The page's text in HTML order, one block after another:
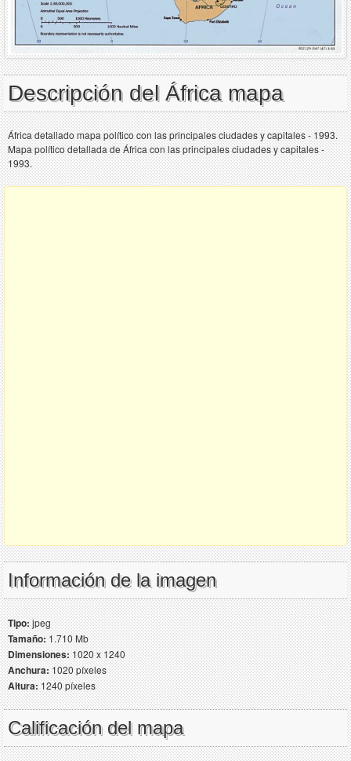
Descripción del África mapa
África detallado mapa político con las principales ciudades y capitales - 1993.
Mapa político detallada de África con las principales ciudades y capitales -
1993.
Información de la imagen
Tipo:jpeg
Tamaño:1.710 Mb
Dimensiones:1020 x 1240
Anchura:1020 píxeles
Altura:1240 píxeles
Calificación del mapa